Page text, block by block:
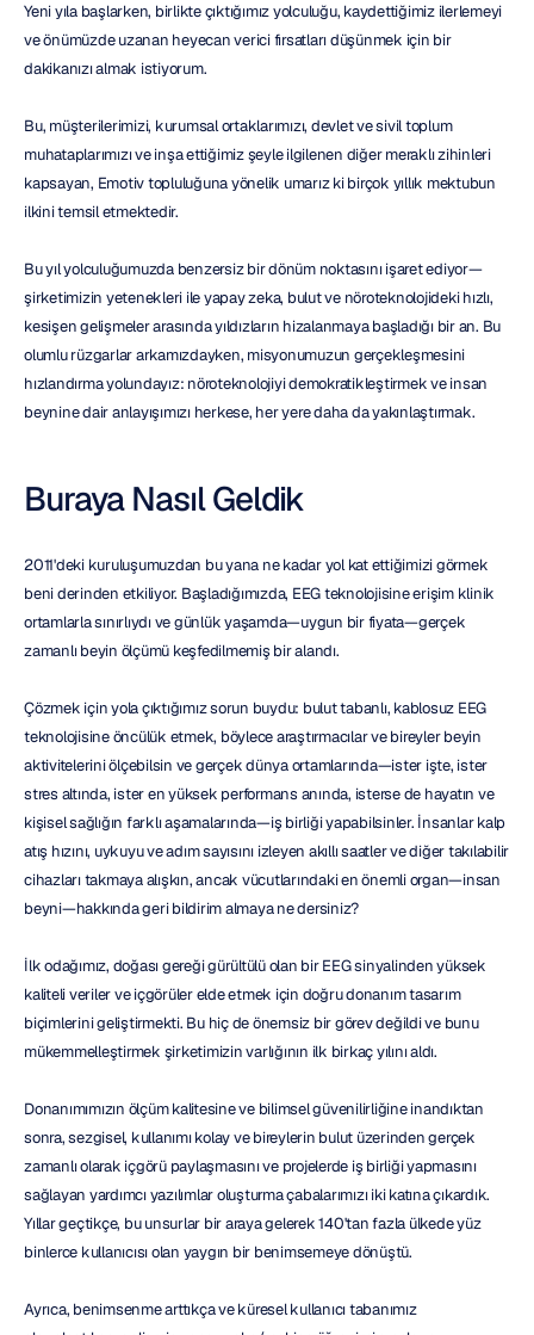
Yeni yıla başlarken, birlikte çıktığımız yolculuğu, kaydettiğimiz ilerlemeyi
ve önümüzde uzanan heyecan verici fırsatları düşünmek için bir
dakikanızı almak istiyorum.
Bu, müşterilerimizi, kurumsal ortaklarımızı, devlet ve sivil toplum
muhataplarımızı ve inşa ettiğimiz şeyle ilgilenen diğer meraklı zihinleri
kapsayan, Emotiv topluluğuna yönelik umarız ki birçok yıllık mektubun
ilkini temsil etmektedir.
Bu yıl yolculuğumuzda benzersiz bir dönüm noktasını işaret ediyor—
şirketimizin yetenekleri ile yapay zeka, bulut ve nöroteknolojideki hızlı,
kesişen gelişmeler arasında yıldızların hizalanmaya başladığı bir an. Bu
olumlu rüzgarlar arkamızdayken, misyonumuzun gerçekleşmesini
hızlandırma yolundayız: nöroteknolojiyi demokratikleştirmek ve insan
beynine dair anlayışımızı herkese, her yere daha da yakınlaştırmak.
Buraya Nasıl Geldik
2011'deki kuruluşumuzdan bu yana ne kadar yol kat ettiğimizi görmek
beni derinden etkiliyor. Başladığımızda, EEG teknolojisine erişim klinik
ortamlarla sınırlıydı ve günlük yaşamda—uygun bir fiyata—gerçek
zamanlı beyin ölçümü keşfedilmemiş bir alandı.
Çözmek için yola çıktığımız sorun buydu: bulut tabanlı, kablosuz EEG
teknolojisine öncülük etmek, böylece araştırmacılar ve bireyler beyin
aktivitelerini ölçebilsin ve gerçek dünya ortamlarında—ister işte, ister
stres altında, ister en yüksek performans anında, isterse de hayatın ve
kişisel sağlığın farklı aşamalarında—iş birliği yapabilsinler. İnsanlar kalp
atış hızını, uykuyu ve adım sayısını izleyen akıllı saatler ve diğer takılabilir
cihazları takmaya alışkın, ancak vücutlarındaki en önemli organ—insan
beyni—hakkında geri bildirim almaya ne dersiniz?
İlk odağımız, doğası gereği gürültülü olan bir EEG sinyalinden yüksek
kaliteli veriler ve içgörüler elde etmek için doğru donanım tasarım
biçimlerini geliştirmekti. Bu hiç de önemsiz bir görev değildi ve bunu
mükemmelleştirmek şirketimizin varlığının ilk birkaç yılını aldı.
Donanımımızın ölçüm kalitesine ve bilimsel güvenilirliğine inandıktan
sonra, sezgisel, kullanımı kolay ve bireylerin bulut üzerinden gerçek
zamanlı olarak içgörü paylaşmasını ve projelerde iş birliği yapmasını
sağlayan yardımcı yazılımlar oluşturma çabalarımızı iki katına çıkardık.
Yıllar geçtikçe, bu unsurlar bir araya gelerek 140'tan fazla ülkede yüz
binlerce kullanıcısı olan yaygın bir benimsemeye dönüştü.
Ayrıca, benimsenme arttıkça ve küresel kullanıcı tabanımız